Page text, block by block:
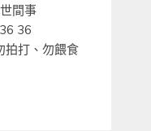
間事
36
拍打、勿餵食